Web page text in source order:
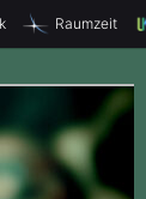
Raumzeit